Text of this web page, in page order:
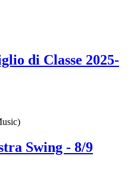
di Classe 2025-
Swing - 8/9